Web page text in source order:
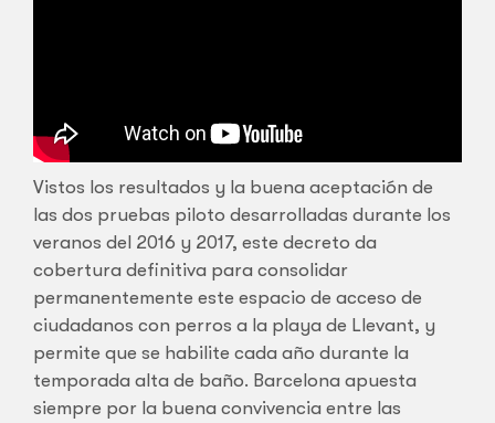
Vistos los resultados y la buena aceptación de
las dos pruebas piloto desarrolladas durante los
veranos del 2016 y 2017, este decreto da
cobertura definitiva para consolidar
permanentemente este espacio de acceso de
ciudadanos con perros a la playa de Llevant, y
permite que se habilite cada año durante la
temporada alta de baño. Barcelona apuesta
siempre por la buena convivencia entre las